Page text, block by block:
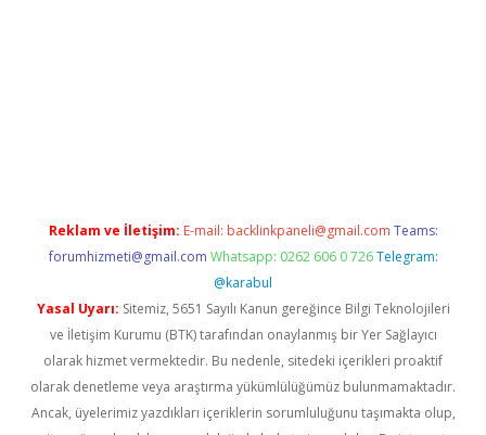
Reklam ve İletişim: E-mail: backlinkpaneli@gmail.com Teams:
forumhizmeti@gmail.com Whatsapp: 0262 606 0 726 Telegram:
@karabul
Yasal Uyarı: Sitemiz, 5651 Sayılı Kanun gereğince Bilgi Teknolojileri
ve İletişim Kurumu (BTK) tarafından onaylanmış bir Yer Sağlayıcı
olarak hizmet vermektedir. Bu nedenle, sitedeki içerikleri proaktif
olarak denetleme veya araştırma yükümlülüğümüz bulunmamaktadır.
Ancak, üyelerimiz yazdıkları içeriklerin sorumluluğunu taşımakta olup,